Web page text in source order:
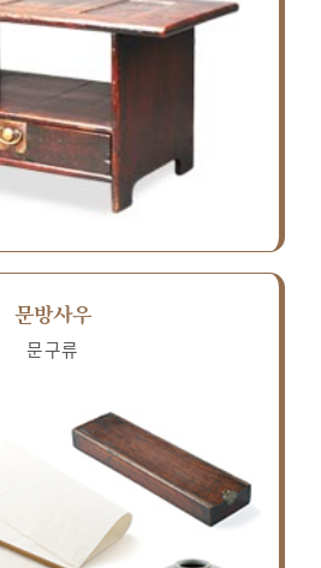
문방사우
문구류